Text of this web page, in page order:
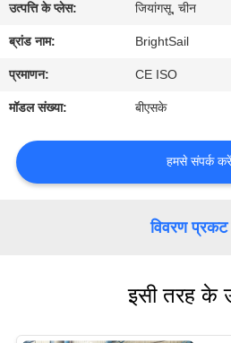
गुणवत्ता
नियंत्रण
संपर्क
करें
समाचार
उत्पत्ति के प्लेस: जियांगसू, चीन
ब्रांड नाम: BrightSail
प्रमाणन: CE ISO
मॉडल संख्या: बीएसके
हमसे संपर्क
विवरण
इसी तरह के